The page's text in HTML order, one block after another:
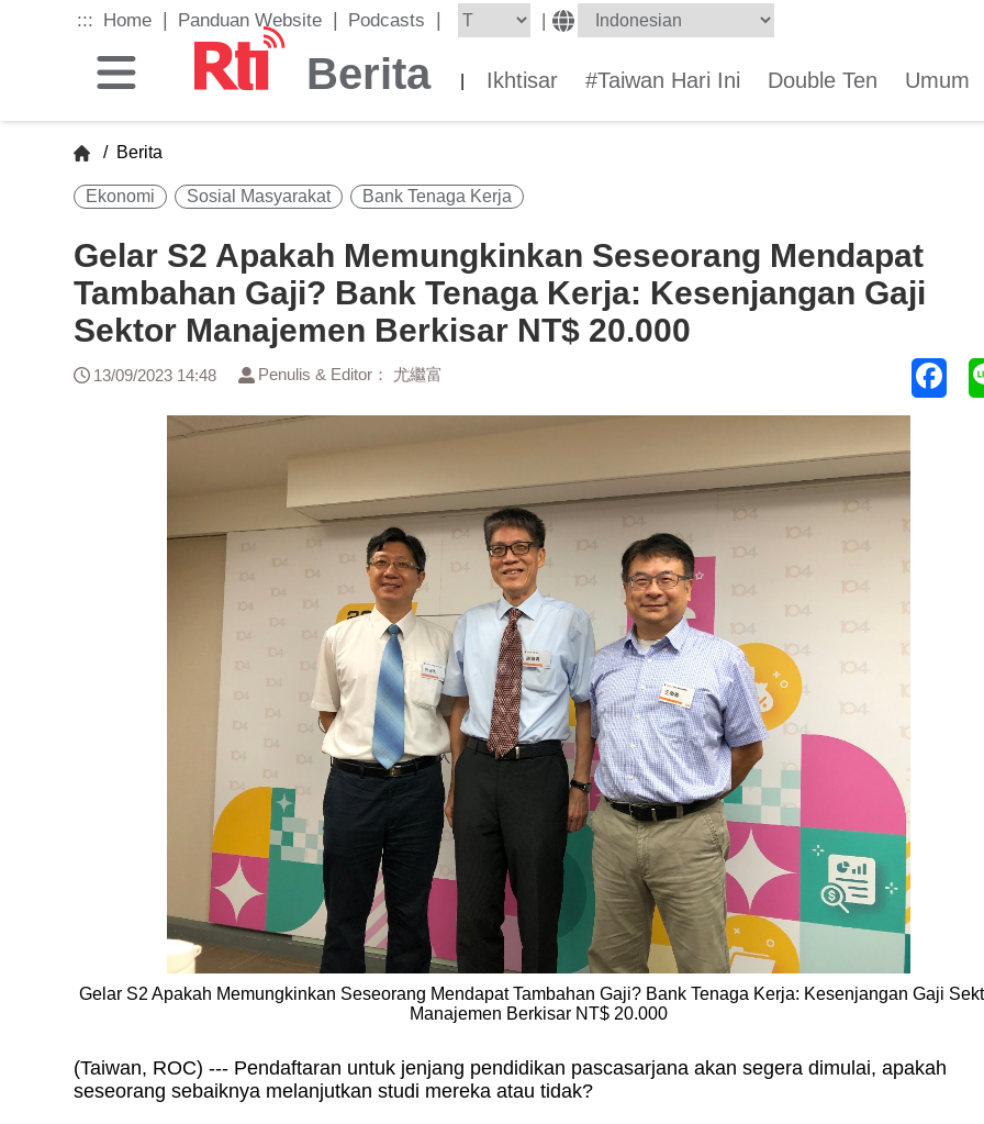
::: Home Panduan Website Podcasts |
Berita Ikhtisar #Taiwan Hari Ini Double Ten Umum
/ Berita
Ekonomi Sosial Masyarakat Bank Tenaga Kerja
Gelar S2 Apakah Memungkinkan Seseorang Mendapat
Tambahan Gaji? Bank Tenaga Kerja: Kesenjangan Gaji
Sektor Manajemen Berkisar NT$ 20.000
13/09/2023 14:48 Penulis & Editor： 尤繼富
Gelar S2 Apakah Memungkinkan Seseorang Mendapat Tambahan Gaji? Bank Tenaga Kerja: Kesenjangan Gaji
Manajemen Berkisar NT$ 20.000
(Taiwan, ROC) --- Pendaftaran untuk jenjang pendidikan pascasarjana akan segera dimulai, apakah
seseorang sebaiknya melanjutkan studi mereka atau tidak?